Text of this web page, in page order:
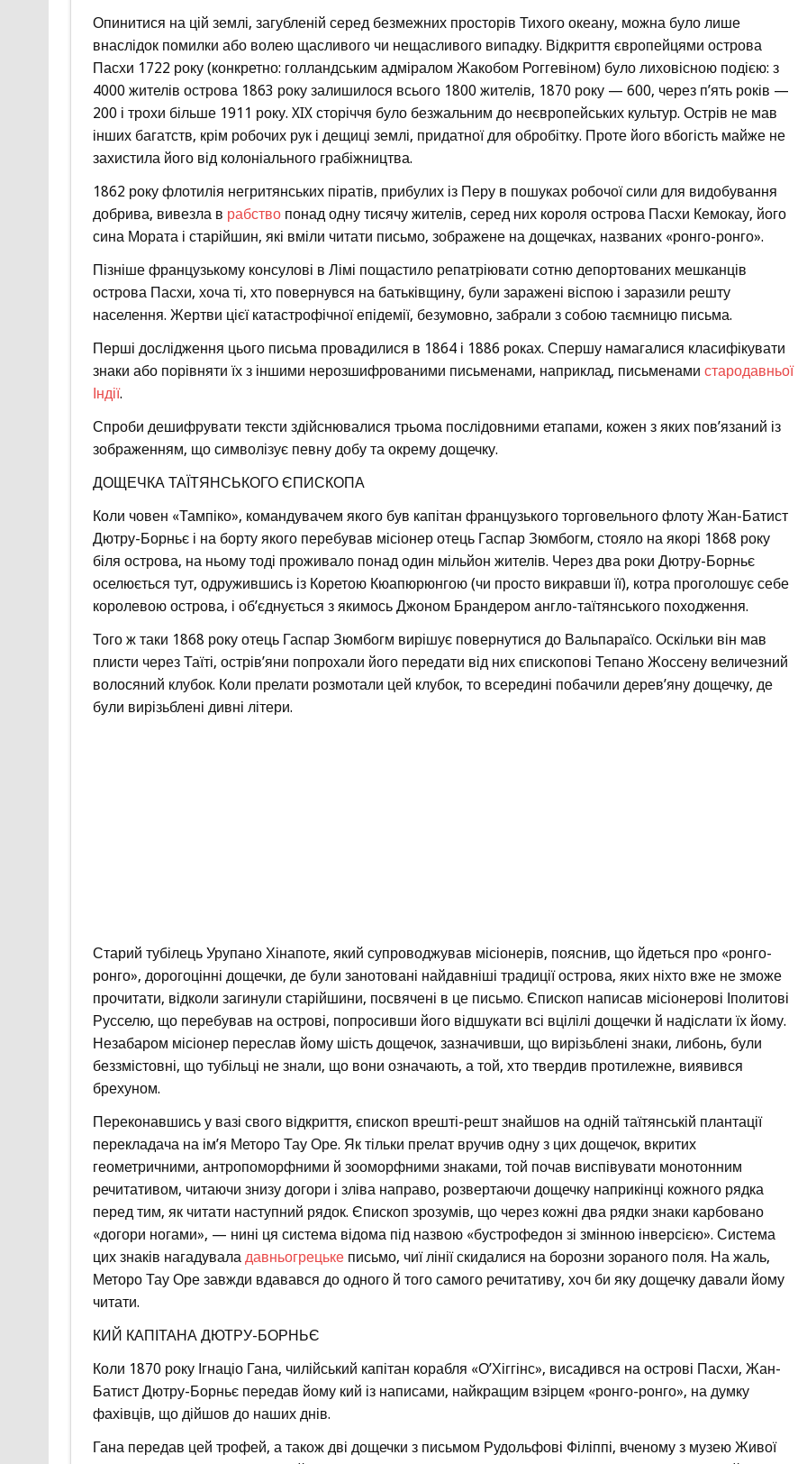
Опинитися на цій землі, загубленій серед безмежних просторів Тихого океану, можна було лише
внаслідок помилки або волею щасливого чи нещасливого випадку. Відкриття європейцями острова
Пасхи 1722 року (конкретно: голландським адміралом Жакобом Роггевіном) було лиховісною подією: з
4000 жителів острова 1863 року залишилося всього 1800 жителів, 1870 року — 600, через п’ять років —
200 і трохи більше 1911 року. XIX сторіччя було безжальним до неєвропейських культур. Острів не мав
інших багатств, крім робочих рук і дещиці землі, придатної для обробітку. Проте його вбогість майже не
захистила його від колоніального грабіжництва.
1862 року флотилія негритянських піратів, прибулих із Перу в пошуках робочої сили для видобування
добрива, вивезла в рабствопонад одну тисячу жителів, серед них короля острова Пасхи Кемокау, його
сина Мората і старійшин, які вміли читати письмо, зображене на дощечках, названих «ронго-ронго».
Пізніше французькому консулові в Лімі пощастило репатріювати сотню депортованих мешканців
острова Пасхи, хоча ті, хто повернувся на батьківщину, були заражені віспою і заразили решту
населення. Жертви цієї катастрофічної епідемії, безумовно, забрали з собою таємницю письма.
Перші дослідження цього письма провадилися в 1864 і 1886 роках. Спершу намагалися класифікувати
знаки або порівняти їх з іншими нерозшифрованими письменами, наприклад, письменами стародавньої
Індії.
Спроби дешифрувати тексти здійснювалися трьома послідовними етапами, кожен з яких пов’язаний із
зображенням, що символізує певну добу та окрему дощечку.
ДОЩЕЧКА ТАЇТЯНСЬКОГО ЄПИСКОПА
Коли човен «Тампіко», командувачем якого був капітан французького торговельного флоту Жан-Батист
Дютру-Борньє і на борту якого перебував місіонер отець Гаспар Зюмбогм, стояло на якорі 1868 року
біля острова, на ньому тоді проживало понад один мільйон жителів. Через два роки Дютру-Борньє
оселюється тут, одружившись із Коретою Кюапюрюнгою (чи просто викравши її), котра проголошує себе
королевою острова, і об’єднується з якимось Джоном Брандером англо-таїтянського походження.
Того ж таки 1868 року отець Гаспар Зюмбогм вирішує повернутися до Вальпараїсо. Оскільки він мав
плисти через Таїті, острів’яни попрохали його передати від них єпископові Тепано Жоссену величезний
волосяний клубок. Коли прелати розмотали цей клубок, то всередині побачили дерев’яну дощечку, де
були вирізьблені дивні літери.
Старий тубілець Урупано Хінапоте, який супроводжував місіонерів, пояснив, що йдеться про «ронго-
ронго», дорогоцінні дощечки, де були занотовані найдавніші традиції острова, яких ніхто вже не зможе
прочитати, відколи загинули старійшини, посвячені в це письмо. Єпископ написав місіонерові Іполитові
Русселю, що перебував на острові, попросивши його відшукати всі вцілілі дощечки й надіслати їх йому.
Незабаром місіонер переслав йому шість дощечок, зазначивши, що вирізьблені знаки, либонь, були
беззмістовні, що тубільці не знали, що вони означають, а той, хто твердив протилежне, виявився
брехуном.
Переконавшись у вазі свого відкриття, єпископ врешті-решт знайшов на одній таїтянській плантації
перекладача на ім’я Меторо Тау Оре. Як тільки прелат вручив одну з цих дощечок, вкритих
геометричними, антропоморфними й зооморфними знаками, той почав виспівувати монотонним
речитативом, читаючи знизу догори і зліва направо, розвертаючи дощечку наприкінці кожного рядка
перед тим, як читати наступний рядок. Єпископ зрозумів, що через кожні два рядки знаки карбовано
«догори ногами», — нині ця система відома під назвою «бустрофедон зі змінною інверсією». Система
цих знаків нагадувала давньогрецькеписьмо, чиї лінії скидалися на борозни зораного поля. На жаль,
Меторо Тау Оре завжди вдавався до одного й того самого речитативу, хоч би яку дощечку давали йому
читати.
КИЙ КАПІТАНА ДЮТРУ-БОРНЬЄ
Коли 1870 року Ігнаціо Гана, чилійський капітан корабля «О’Хіггінс», висадився на острові Пасхи, Жан-
Батист Дютру-Борньє передав йому кий із написами, найкращим взірцем «ронго-ронго», на думку
фахівців, що дійшов до наших днів.
Гана передав цей трофей, а також дві дощечки з письмом Рудольфові Філіппі, вченому з музею Живої